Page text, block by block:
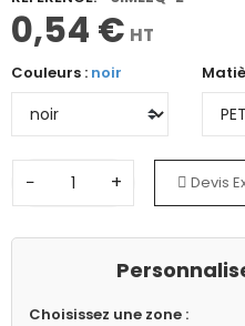
0,54 € HT
Couleurs : noir
− + Devis
Choisissez une zone :